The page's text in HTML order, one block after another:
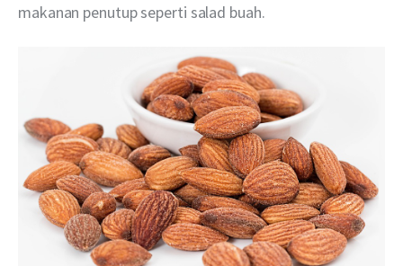
makanan penutup seperti salad buah.